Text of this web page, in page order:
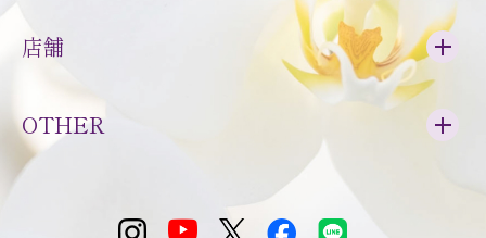
店舗
OTHER